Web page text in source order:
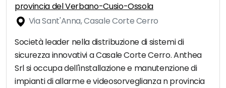
provincia del Verbano-Cusio-Ossola
Via Sant'Anna, Casale Corte Cerro
Società leader nella distribuzione di sistemi di
sicurezza innovativi a Casale Corte Cerro. Anthea
Srl si occupa dell'installazione e manutenzione di
impianti di allarme e videosorveglianza n provincia